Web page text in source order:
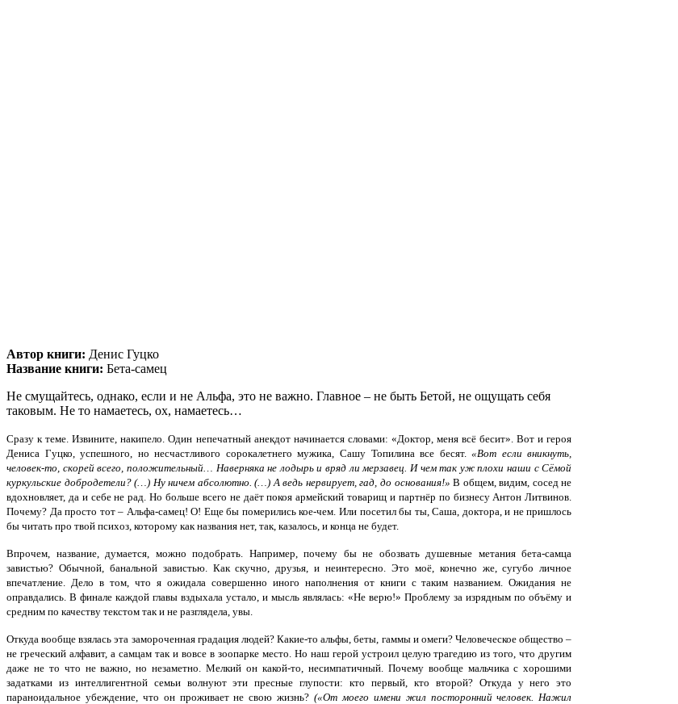
Автор книги: Денис Гуцко
Название книги: Бета-самец
Не смущайтесь, однако, если и не Альфа, это не важно. Главное – не быть Бетой, не ощущать себя
таковым. Не то намаетесь, ох, намаетесь…
Сразу к теме. Извините, накипело. Один непечатный анекдот начинается словами: «Доктор, меня всё бесит». Вот и героя
Дениса Гуцко, успешного, но несчастливого сорокалетнего мужика, Сашу Топилина все бесят.«Вот если вникнуть,
человек-то, скорей всего, положительный… Наверняка не лодырь и вряд ли мерзавец. И чем так уж плохи наши с Сёмой
куркульские добродетели? (…) Ну ничем абсолютно. (…) А ведь нервирует, гад, до основания!» В общем, видим, сосед не
вдохновляет, да и себе не рад. Но больше всего не даёт покоя армейский товарищ и партнёр по бизнесу Антон Литвинов.
Почему? Да просто тот – Альфа-самец! О! Еще бы померились кое-чем. Или посетил бы ты, Саша, доктора, и не пришлось
бы читать про твой психоз, которому как названия нет, так, казалось, и конца не будет.
Впрочем, название, думается, можно подобрать. Например, почему бы не обозвать душевные метания бета-самца
завистью? Обычной, банальной завистью. Как скучно, друзья, и неинтересно. Это моё, конечно же, сугубо личное
впечатление. Дело в том, что я ожидала совершенно иного наполнения от книги с таким названием. Ожидания не
оправдались. В финале каждой главы вздыхала устало, и мысль являлась: «Не верю!» Проблему за изрядным по объёму и
средним по качеству текстом так и не разглядела, увы.
Откуда вообще взялась эта замороченная градация людей? Какие-то альфы, беты, гаммы и омеги? Человеческое общество –
не греческий алфавит, а самцам так и вовсе в зоопарке место. Но наш герой устроил целую трагедию из того, что другим
даже не то что не важно, но незаметно. Мелкий он какой-то, несимпатичный. Почему вообще мальчика с хорошими
задатками из интеллигентной семьи волнуют эти пресные глупости: кто первый, кто второй? Откуда у него это
параноидальное убеждение, что он проживает не свою жизнь?(«От моего имени жил посторонний человек. Нажил